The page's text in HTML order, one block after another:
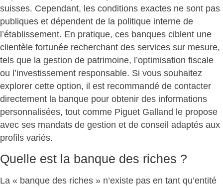
suisses. Cependant, les conditions exactes ne sont pas
publiques et dépendent de la politique interne de
l’établissement. En pratique, ces banques ciblent une
clientèle fortunée recherchant des services sur mesure,
tels que la gestion de patrimoine, l’optimisation fiscale
ou l’investissement responsable. Si vous souhaitez
explorer cette option, il est recommandé de contacter
directement la banque pour obtenir des informations
personnalisées, tout comme Piguet Galland le propose
avec ses mandats de gestion et de conseil adaptés aux
profils variés.
Quelle est la banque des riches ?
La « banque des riches » n’existe pas en tant qu’entité